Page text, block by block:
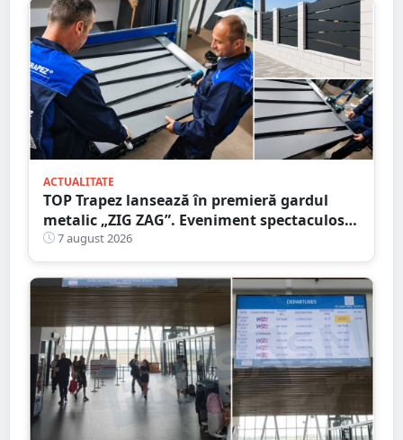
ACTUALITATE
TOP Trapez lansează în premieră gardul
metalic „ZIG ZAG”. Eveniment spectaculos
în Grădina Romei
7 august 2026